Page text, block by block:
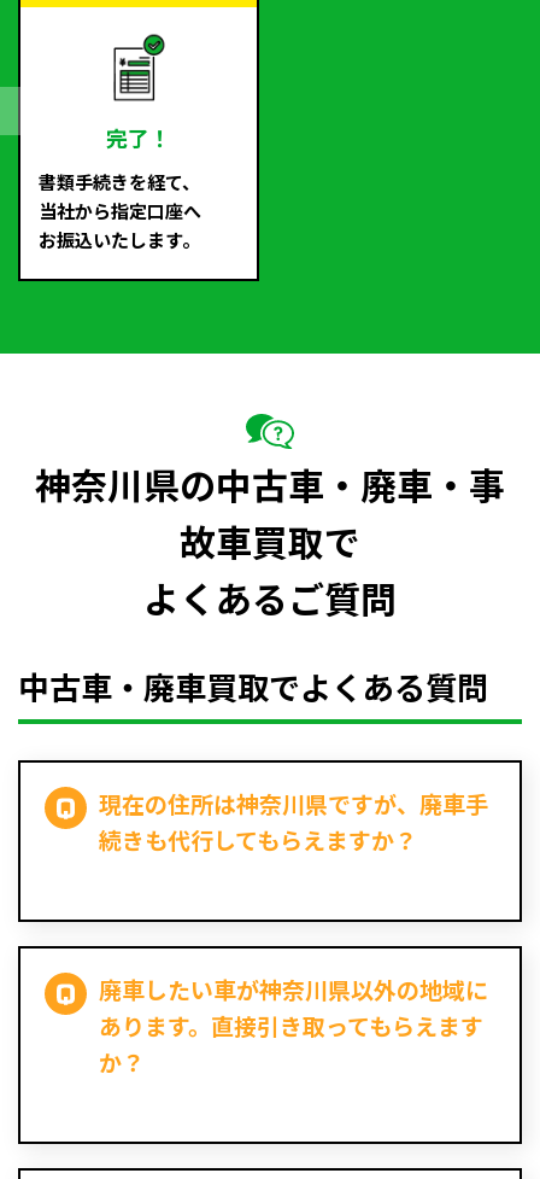
完了！
書類手続きを経て、
当社から指定口座へ
お振込いたします。
神奈川県の中古車・廃車・事
故車買取で
よくあるご質問
中古車・廃車買取でよくある質問
現在の住所は神奈川県ですが、廃車手
続きも代行してもらえますか？
廃車したい車が神奈川県以外の地域に
あります。直接引き取ってもらえます
か？